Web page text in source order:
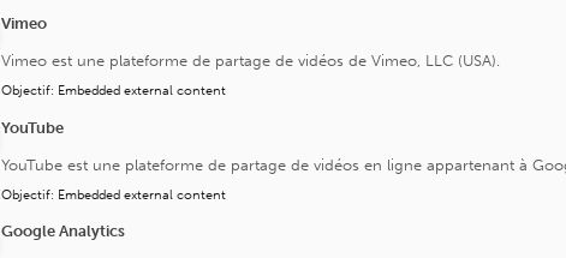
Visitez aussi
L'Institut Roi Albert II
Vimeo
Vimeo est une plateforme de partage de vidéos de Vimeo, LLC (USA).
Objectif: Embedded external content
YouTube
YouTube est une plateforme de partage de vidéos en ligne appartenant à
Objectif: Embedded external content
Google Analytics